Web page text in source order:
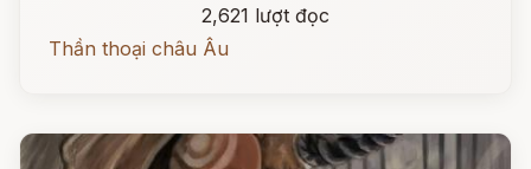
2,621 lượt đọc
Thần thoại châu Âu